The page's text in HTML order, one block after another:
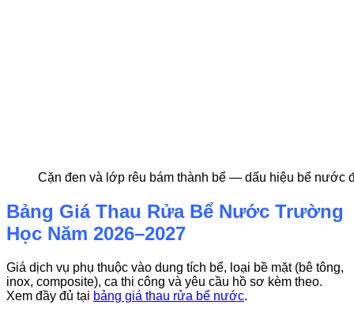
Cặn đen và lớp rêu bám thành bể — dấu hiệu bể nước
Bảng Giá Thau Rửa Bể Nước Trường
Học Năm 2026–2027
Giá dịch vụ phụ thuộc vào dung tích bể, loại bề mặt (bê tông,
inox, composite), ca thi công và yêu cầu hồ sơ kèm theo.
Xem đầy đủ tại bảng giá thau rửa bể nước.